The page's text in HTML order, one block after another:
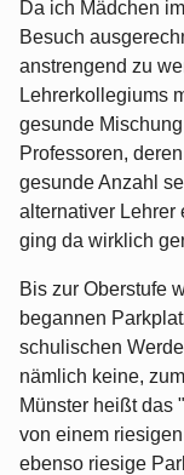
Da ich Mädchen
Besuch
anstrengend zu
Lehrerkollegiums
gesunde
Professoren,
gesunde Anzahl
alternativer Lehrer
ging da wirklich
Bis zur Oberstufe
begannen
schulischen
nämlich keine,
Münster heißt das
von einem
ebenso riesige